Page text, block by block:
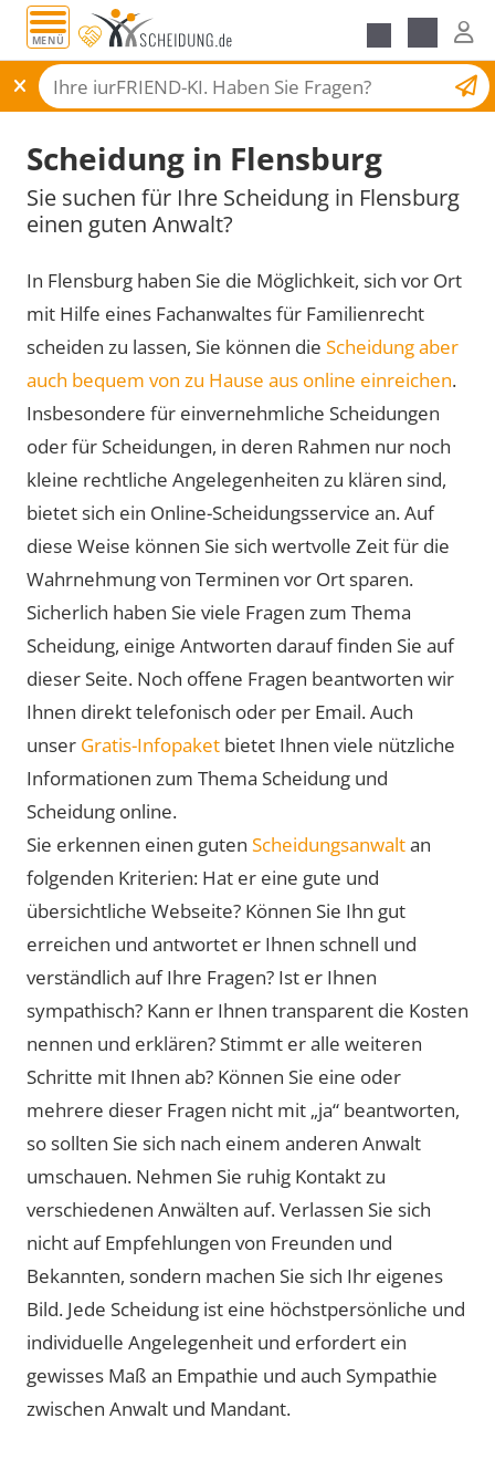
MENÜ
Scheidungsantrag
Scheidung in Flensburg
Sie suchen für Ihre Scheidung in Flensburg
einen guten Anwalt?
In Flensburg haben Sie die Möglichkeit, sich vor Ort
mit Hilfe eines Fachanwaltes für Familienrecht
scheiden zu lassen, Sie können die Scheidung aber
auch bequem von zu Hause aus online einreichen.
Insbesondere für einvernehmliche Scheidungen
oder für Scheidungen, in deren Rahmen nur noch
kleine rechtliche Angelegenheiten zu klären sind,
bietet sich ein Online-Scheidungsservice an. Auf
diese Weise können Sie sich wertvolle Zeit für die
Wahrnehmung von Terminen vor Ort sparen.
Sicherlich haben Sie viele Fragen zum Thema
Scheidung, einige Antworten darauf finden Sie auf
dieser Seite. Noch offene Fragen beantworten wir
Ihnen direkt telefonisch oder per Email. Auch
unser Gratis-Infopaket bietet Ihnen viele nützliche
Informationen zum Thema Scheidung und
Scheidung online.
Sie erkennen einen guten Scheidungsanwaltan
folgenden Kriterien: Hat er eine gute und
übersichtliche Webseite? Können Sie Ihn gut
erreichen und antwortet er Ihnen schnell und
verständlich auf Ihre Fragen? Ist er Ihnen
sympathisch? Kann er Ihnen transparent die Kosten
nennen und erklären? Stimmt er alle weiteren
Schritte mit Ihnen ab? Können Sie eine oder
mehrere dieser Fragen nicht mit „ja“ beantworten,
so sollten Sie sich nach einem anderen Anwalt
umschauen. Nehmen Sie ruhig Kontakt zu
verschiedenen Anwälten auf. Verlassen Sie sich
nicht auf Empfehlungen von Freunden und
Bekannten, sondern machen Sie sich Ihr eigenes
Bild. Jede Scheidung ist eine höchstpersönliche und
individuelle Angelegenheit und erfordert ein
gewisses Maß an Empathie und auch Sympathie
zwischen Anwalt und Mandant.